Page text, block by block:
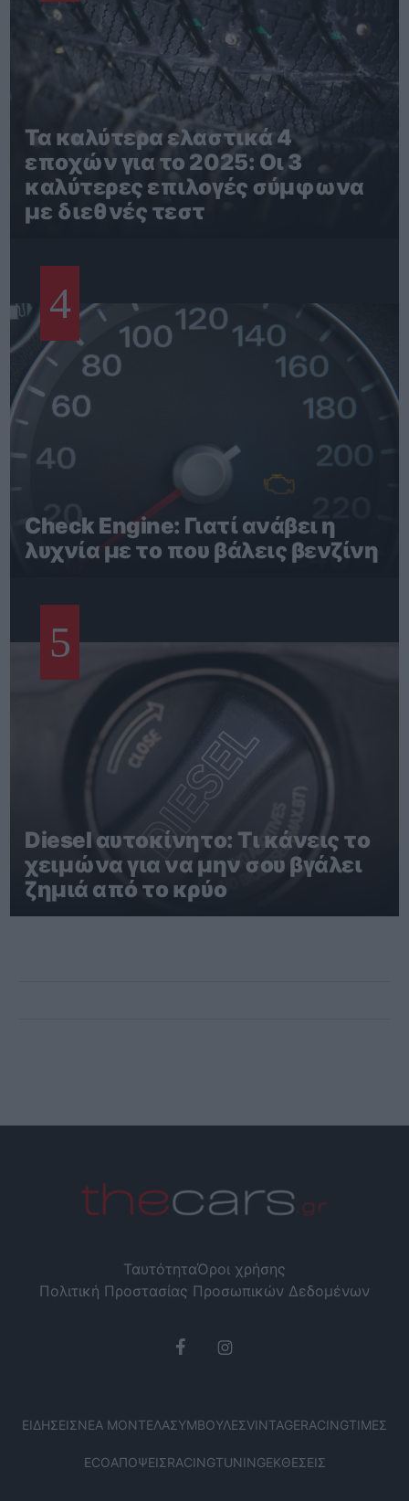
Τα καλύτερα ελαστικά 4
εποχών για το 2025: Οι 3
καλύτερες επιλογές σύμφωνα
με διεθνές τεστ
4
Check Engine: Γιατί ανάβει η
λυχνία με το που βάλεις βενζίνη
5
Diesel αυτοκίνητο: Τι κάνεις το
χειμώνα για να μην σου βγάλει
ζημιά από το κρύο
ΤαυτότηταΌροι χρήσης
Πολιτική Προστασίας Προσωπικών Δεδομένων
ΕΙΔΉΣΕΙΣΝΈΑ ΜΟΝΤΈΛΑΣΥΜΒΟΥΛΈΣVINTAGERACINGΤΙΜΈΣ
ECOΑΠΌΨΕΙΣRACINGTUNINGΕΚΘΈΣΕΙΣ